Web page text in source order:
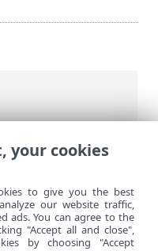
主菜单>
格式
your cookies
to give you the best
our website traffic,
ads. You can agree to the
"Accept all and close",
by choosing "Accept